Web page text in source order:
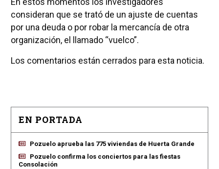
consideran que se trató de un ajuste de cuentas
por una deuda o por robar la mercancía de otra
organización, el llamado “vuelco”.
Los comentarios están cerrados para esta noticia.
EN PORTADA
Pozuelo aprueba las 775 viviendas de Huerta Grande
Pozuelo confirma los conciertos para las fiestas
Consolación